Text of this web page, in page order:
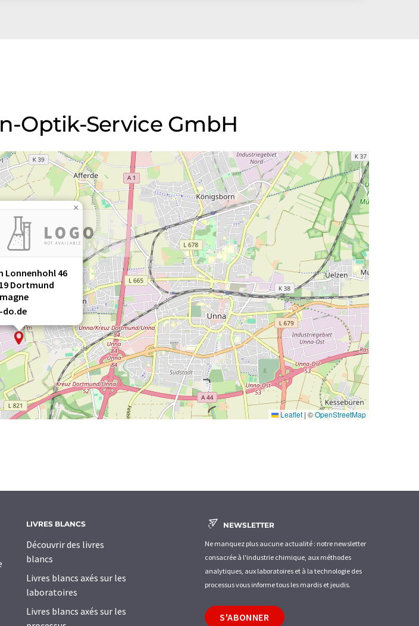
Optik-Service GmbH
Lonnenhohl 46
Dortmund
do.de
×
Leaflet | ©OpenStreetMap
LIVRES BLANCS
Découvrir des livres
blancs
Livres blancs axés sur les
laboratoires
Livres blancs axés sur les
NEWSLETTER
Ne manquez plus aucune actualité : notre newsletter
consacrée à l'industrie chimique, aux méthodes
analytiques, aux laboratoires et à la technologie des
processus vous informe tous les mardis et jeudis.
S'ABONNER